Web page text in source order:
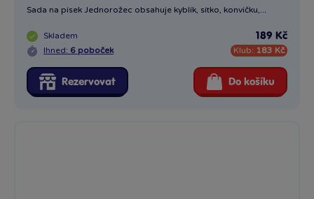
Sada na písek Jednorožec obsahuje kyblík, sítko, konvičku,...
Skladem
Ihned: 6 poboček
189 Kč
Klub: 183 Kč
Rezervovat Do košíku